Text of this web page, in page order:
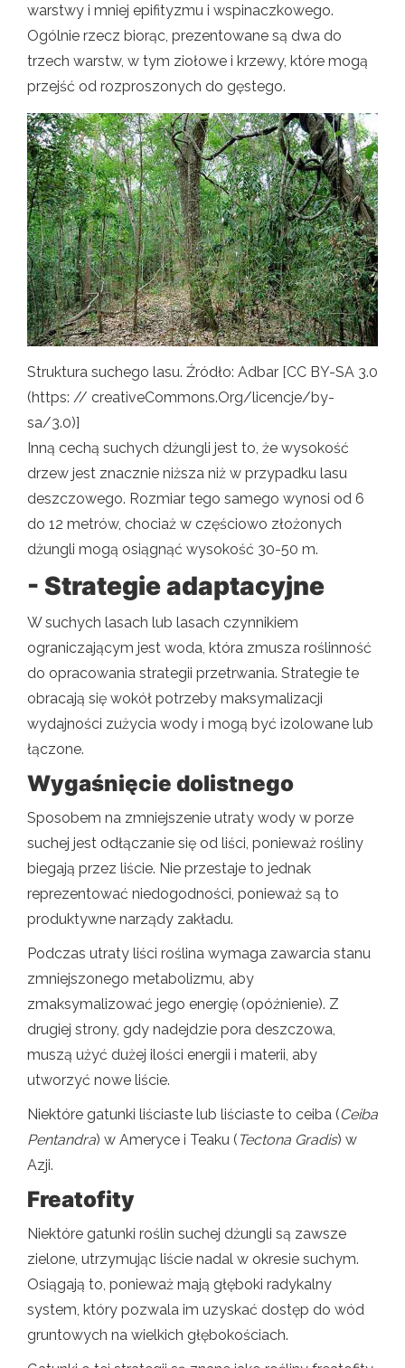
warstwy i mniej epifityzmu i wspinaczkowego.
Ogólnie rzecz biorąc, prezentowane są dwa do
trzech warstw, w tym ziołowe i krzewy, które mogą
przejść od rozproszonych do gęstego.
Struktura suchego lasu. Źródło: Adbar [CC BY-SA 3.0
(https: // creativeCommons.Org/licencje/by-
sa/3.0)]
Inną cechą suchych dżungli jest to, że wysokość
drzew jest znacznie niższa niż w przypadku lasu
deszczowego. Rozmiar tego samego wynosi od 6
do 12 metrów, chociaż w częściowo złożonych
dżungli mogą osiągnąć wysokość 30-50 m.
- Strategie adaptacyjne
W suchych lasach lub lasach czynnikiem
ograniczającym jest woda, która zmusza roślinność
do opracowania strategii przetrwania. Strategie te
obracają się wokół potrzeby maksymalizacji
wydajności zużycia wody i mogą być izolowane lub
łączone.
Wygaśnięcie dolistnego
Sposobem na zmniejszenie utraty wody w porze
suchej jest odłączanie się od liści, ponieważ rośliny
biegają przez liście. Nie przestaje to jednak
reprezentować niedogodności, ponieważ są to
produktywne narządy zakładu.
Podczas utraty liści roślina wymaga zawarcia stanu
zmniejszonego metabolizmu, aby
zmaksymalizować jego energię (opóźnienie). Z
drugiej strony, gdy nadejdzie pora deszczowa,
muszą użyć dużej ilości energii i materii, aby
utworzyć nowe liście.
Niektóre gatunki liściaste lub liściaste to ceiba (Ceiba
Pentandra) w Ameryce i Teaku ( Tectona Gradis) w
Azji.
Freatofity
Niektóre gatunki roślin suchej dżungli są zawsze
zielone, utrzymując liście nadal w okresie suchym.
Osiągają to, ponieważ mają głęboki radykalny
system, który pozwala im uzyskać dostęp do wód
gruntowych na wielkich głębokościach.